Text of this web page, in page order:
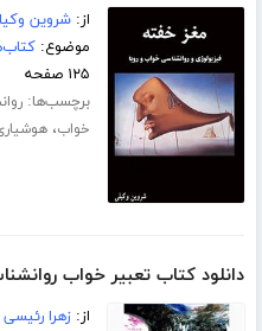
از:شروین
موضوع:
۱۲۵ صفحه
برچسب‌ها:
خواب،
دانلود کتاب تعبیر خواب
از:زهرا رئیسی